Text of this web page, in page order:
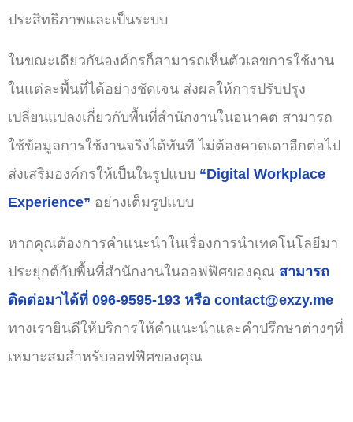
ประสิทธิภาพและเป็นระบบ
ในขณะเดียวกันองค์กรก็สามารถเห็นตัวเลขการใช้งาน
ในแต่ละพื้นที่ได้อย่างชัดเจน ส่งผลให้การปรับปรุง
เปลี่ยนแปลงเกี่ยวกับพื้นที่สำนักงานในอนาคต สามารถ
ใช้ข้อมูลการใช้งานจริงได้ทันที ไม่ต้องคาดเดาอีกต่อไป
ส่งเสริมองค์กรให้เป็นในรูปแบบ “Digital Workplace
Experience” อย่างเต็มรูปแบบ
หากคุณต้องการคำแนะนำในเรื่องการนำเทคโนโลยีมา
ประยุกต์กับพื้นที่สำนักงานในออฟฟิศของคุณ สามารถ
ติดต่อมาได้ที่ 096-9595-193 หรือ contact@exzy.me
ทางเรายินดีให้บริการให้คำแนะนำและคำปรึกษาต่างๆที่
เหมาะสมสำหรับออฟฟิศของคุณ